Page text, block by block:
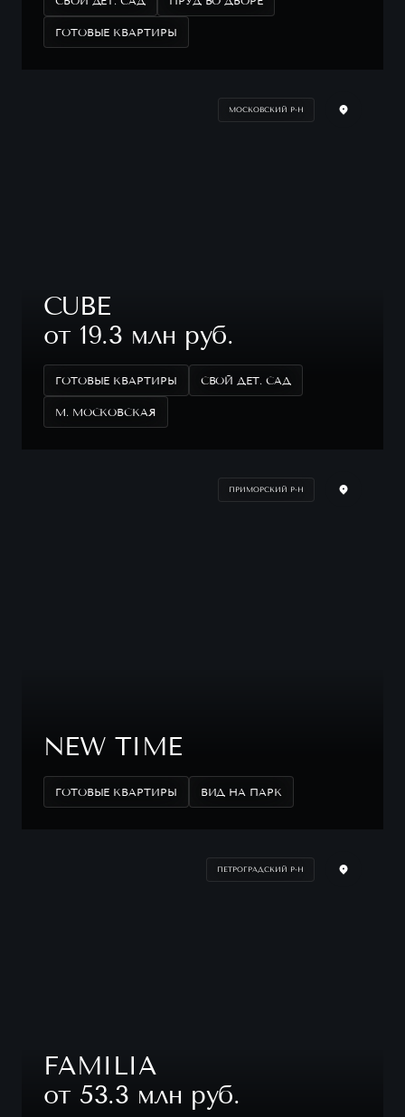
ГОТОВЫЕ КВАРТИРЫ
МОСКОВСКИЙ Р-Н
CUBE
от 19.3 млн руб.
ГОТОВЫЕ КВАРТИРЫ СВОЙ ДЕТ. САД
М. МОСКОВСКАЯ
ПРИМОРСКИЙ Р-Н
NEW TIME
ГОТОВЫЕ КВАРТИРЫ ВИД НА ПАРК
ПЕТРОГРАДСКИЙ Р-Н
FAMILIA
от 53.3 млн руб.